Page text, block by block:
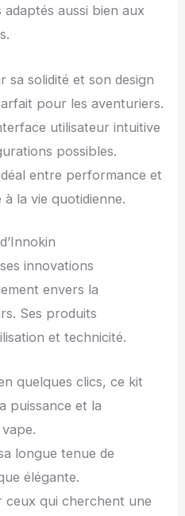
aussi bien aux
sa solidité et son design
pour les aventuriers.
utilisateur intuitive
possibles.
entre performance et
la vie quotidienne.
innovations
envers la
Ses produits
et technicité.
quelques clics, ce kit
puissance et la
longue tenue de
élégante.
qui cherchent une